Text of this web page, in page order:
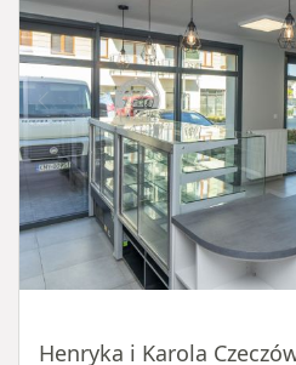
Henryka i Karola